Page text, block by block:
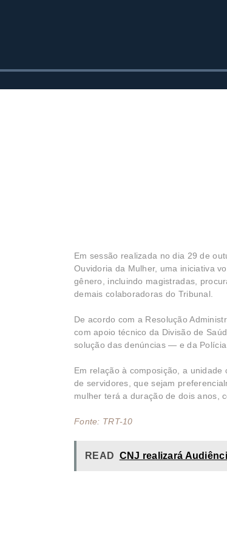
Em sessão realizada no dia 29 de
Ouvidoria da Mulher, uma iniciativa
gênero, incluindo magistradas,
demais colaboradoras do Tribunal.
De acordo com a Resolução
com apoio técnico da Divisão de
solução das denúncias — e da
Em relação à composição, a
de servidores, que sejam
mulher terá a duração de dois anos,
Fonte: TRT-10
READ CNJ realizará